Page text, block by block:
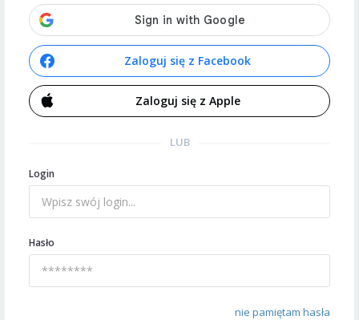
Zaloguj się z Facebook
Zaloguj się z Apple
LUB
Login
Hasło
nie pamiętam hasła